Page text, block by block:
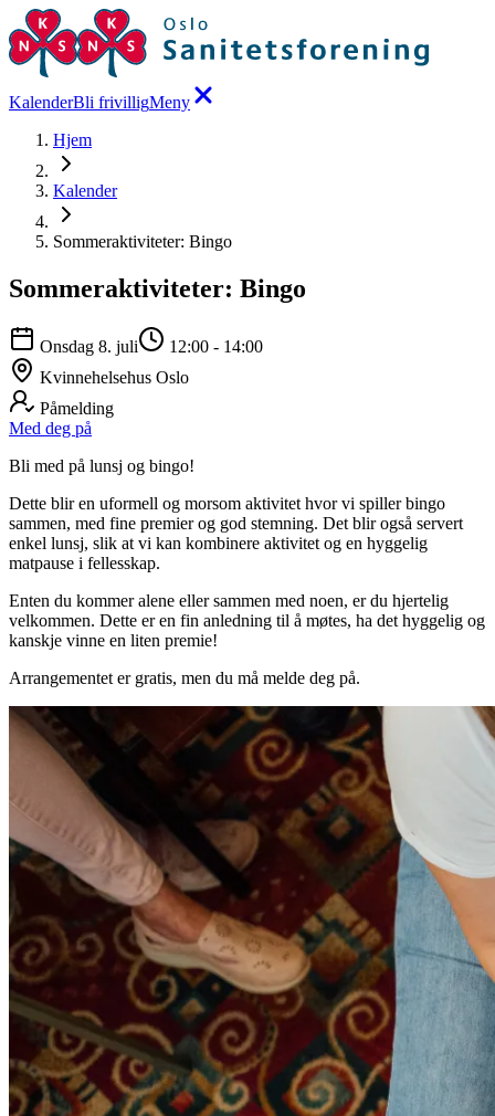
KalenderBli frivilligMeny
Hjem
Kalender
Sommeraktiviteter: Bingo
Sommeraktiviteter: Bingo
Onsdag 8. juli 12:00 - 14:00
Kvinnehelsehus Oslo
Påmelding
Med deg på
Bli med på lunsj og bingo!
Dette blir en uformell og morsom aktivitet hvor vi spiller bingo
sammen, med fine premier og god stemning. Det blir også servert
enkel lunsj, slik at vi kan kombinere aktivitet og en hyggelig
matpause i fellesskap.
Enten du kommer alene eller sammen med noen, er du hjertelig
velkommen. Dette er en fin anledning til å møtes, ha det hyggelig og
kanskje vinne en liten premie!
Arrangementet er gratis, men du må melde deg på.